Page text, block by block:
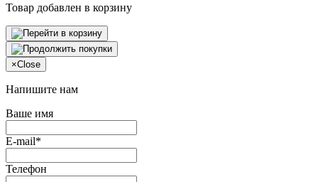
Товар добавлен в корзину
×Close
Напишите нам
Ваше имя
E-mail*
Телефон